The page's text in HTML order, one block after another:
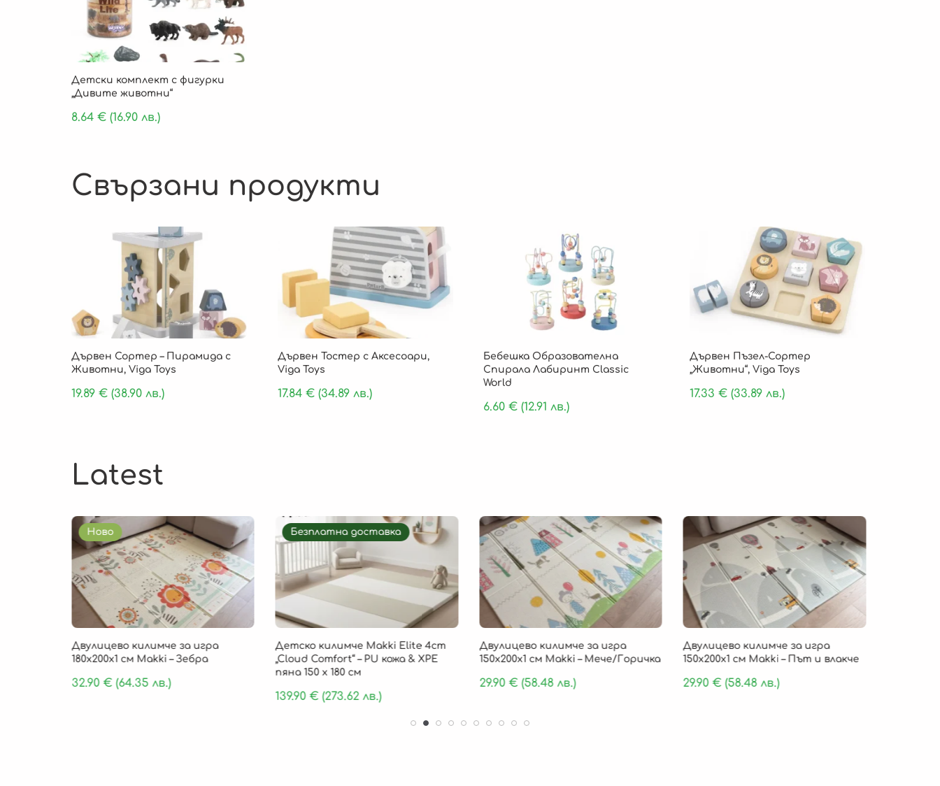
Детски комплект с фигурки
„Дивите животни“
8.64 € (16.90 лв.)
Свързани продукти
Дървен Сортер – Пирамида с
Животни, Viga Toys
19.89 € (38.90 лв.)
Дървен Тостер с Аксесоари,
Viga Toys
17.84 €(34.89 лв.)
Бебешка Образователна
Спирала Лабиринт Classic
World
6.60€ (12.91 лв.)
Дървен Пъзел-Сортер
„Животни“, Viga Toys
17.33€ (33.89 лв.)
Latest
Ново
Двулицево килимче за игра
180х200х1 см Makki – Зебра
32.90 €(64.35 лв.)
Безплатна доставка
Детско килимче Makki Elite 4cm
„Cloud Comfort“ – PU кожа & XPE
пяна 150 х 180 см
139.90€(273.62 лв.)
Двулицево килимче за игра
150х200х1 см Makki – Мече/Горичка
29.90 €(58.48 лв.)
Двулицево килимче за игра
150х200х1 см Makki – Път и влакче
29.90€(58.48 лв.)